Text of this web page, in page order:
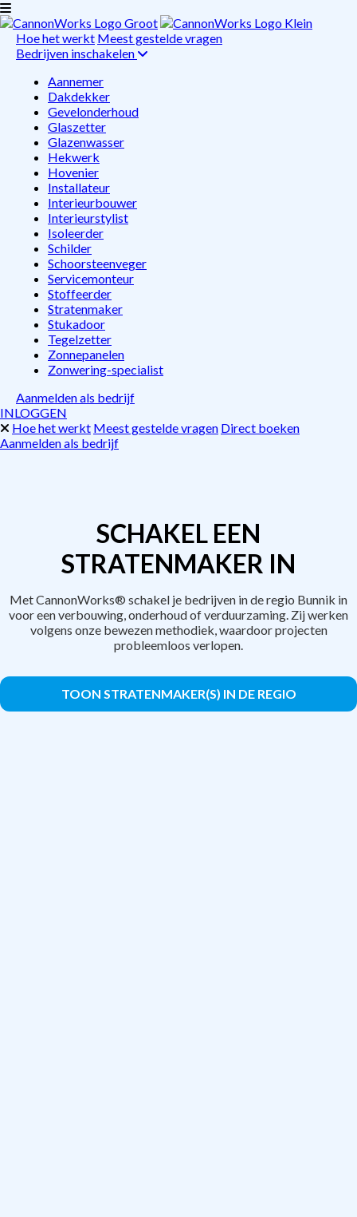
Hoe het werkt Meest gestelde vragen
Bedrijven inschakelen
Aannemer
Dakdekker
Gevelonderhoud
Glaszetter
Glazenwasser
Hekwerk
Hovenier
Installateur
Interieurbouwer
Interieurstylist
Isoleerder
Schilder
Schoorsteenveger
Servicemonteur
Stoffeerder
Stratenmaker
Stukadoor
Tegelzetter
Zonnepanelen
Zonwering-specialist
Aanmelden als bedrijf
INLOGGEN
Hoe het werkt Meest gestelde vragen Direct boeken
Aanmelden als bedrijf
SCHAKEL EEN
STRATENMAKER IN
Met CannonWorks® schakel je bedrijven in de regio Bunnik in
voor een verbouwing, onderhoud of verduurzaming. Zij werken
volgens onze bewezen methodiek, waardoor projecten
probleemloos verlopen.
TOON STRATENMAKER(S) IN DE REGIO